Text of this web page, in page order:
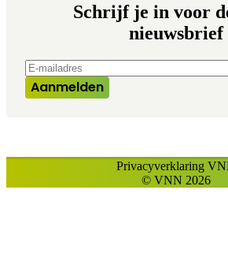
Schrijf je in voor
nieuwsbrief
E-mailadres
Aanmelden
© VNN 2026
Privacyverklaring